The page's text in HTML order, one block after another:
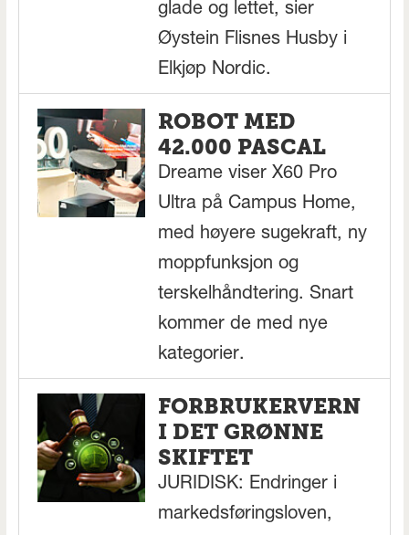
glade og lettet, sier
Øystein Flisnes Husby i
Elkjøp Nordic.
ROBOT MED
42.000 PASCAL
Dreame viser X60 Pro
Ultra på Campus Home,
med høyere sugekraft, ny
moppfunksjon og
terskelhåndtering. Snart
kommer de med nye
kategorier.
FORBRUKERVERN
I DET GRØNNE
SKIFTET
JURIDISK: Endringer i
markedsføringsloven,